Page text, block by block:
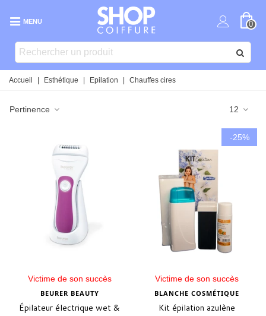
MENU 0
Accueil Esthétique Epilation Chauffes cires
Pertinence 12
Victime de son succès
BEURER BEAUTY
Épilateur électrique wet &
-25%
Victime de son succès
BLANCHE COSMÉTIQUE
Kit épilation azulène